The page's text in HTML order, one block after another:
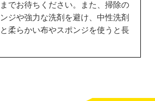
でお待ちください。また、掃除の
ジや強力な洗剤を避け、中性洗剤
柔らかい布やスポンジを使うと長